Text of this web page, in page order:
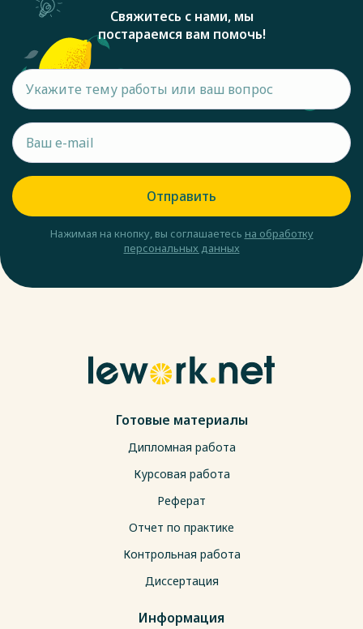
Свяжитесь с нами, мы
постараемся вам помочь!
Отправить
Нажимая на кнопку, вы соглашаетесь на обработку
персональных данных
Готовые материалы
Дипломная работа
Курсовая работа
Реферат
Отчет по практике
Контрольная работа
Диссертация
Информация